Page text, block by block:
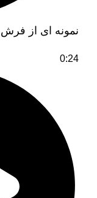
نمونه ای از فرش 1200 شانه سنگین
0:24